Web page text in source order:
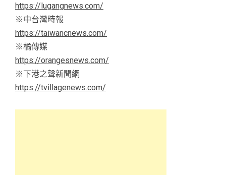
https://lugangnews.com/
※中台灣時報
https://taiwancnews.com/
※橘傳媒
https://orangesnews.com/
※下港之聲新聞網
https://tvillagenews.com/